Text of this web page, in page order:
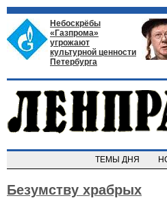
Небоскрёбы
«Газпрома»
угрожают
культурной ценности
Петербурга
ТЕМЫ ДНЯ
Безумству храбрых